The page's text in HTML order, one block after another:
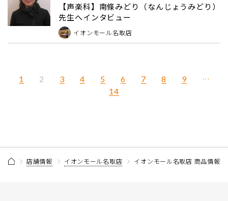
【声楽科】南條みどり（なんじょうみどり）
先生へインタビュー
イオンモール名取店
1 2 3 4 5 6 7 8 9 …
14
店舗情報 イオンモール名取店 イオンモール名取店 商品情報